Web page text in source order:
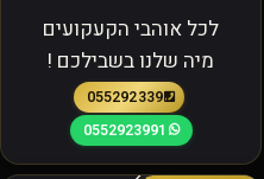
לכל אוהבי הקעקועים
מיה שלנו בשבילכם !
0552923391
0552923991